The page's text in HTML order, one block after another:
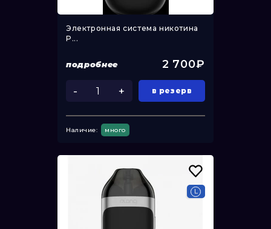
Электронная система никотина
P...
подробнее 2 700₽
- + в резерв
Наличие: много